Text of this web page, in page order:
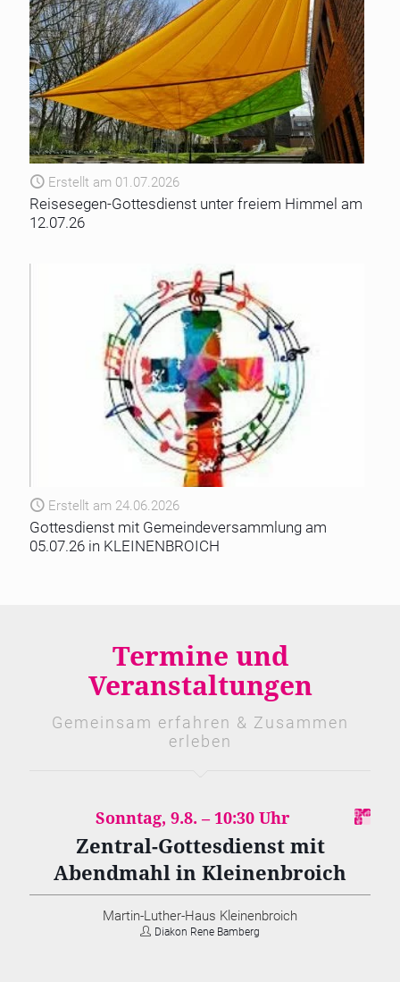
Erstellt am 01.07.2026
Reisesegen-Gottesdienst unter freiem Himmel am
12.07.26
Erstellt am 24.06.2026
Gottesdienst mit Gemeindeversammlung am
05.07.26 in KLEINENBROICH
Termine und
Veranstaltungen
Gemeinsam erfahren & Zusammen
erleben
Sonntag, 9.8. – 10:30
Zentral-Gottesdienst mit
Abendmahl in Kleinenbroich
Martin-Luther-Haus Kleinenbroich
Diakon Rene Bamberg